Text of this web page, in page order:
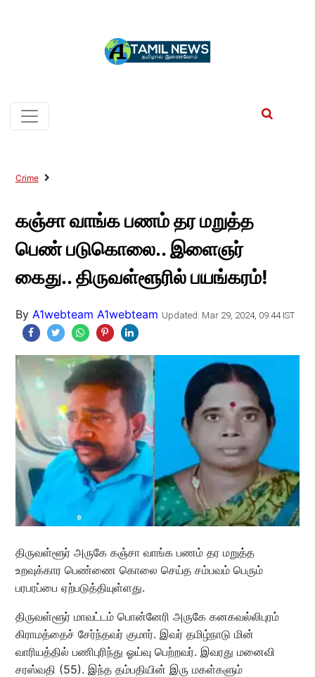
Crime
கஞ்சா வாங்க பணம் தர மறுத்த
பெண் படுகொலை.. இளைஞர்
கைது.. திருவள்ளூரில் பயங்கரம்!
By A1webteam A1webteam Updated: Mar 29, 2024, 09:44 IST
திருவள்ளூர் அருகே கஞ்சா வாங்க பணம் தர மறுத்த
உறவுக்கார பெண்ணை கொலை செய்த சம்பவம் பெரும்
பரபரப்பை ஏற்படுத்தியுள்ளது.
திருவள்ளூர் மாவட்டம் பொன்னேரி அருகே கனகவல்லிபுரம்
கிராமத்தைச் சேர்ந்தவர் குமார். இவர் தமிழ்நாடு மின்
வாரியத்தில் பணிபுரிந்து ஓய்வு பெற்றவர். இவரது மனைவி
சரஸ்வதி (55). இந்த தம்பதியின் இரு மகள்களும்